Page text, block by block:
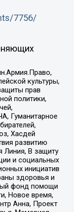
7756/
культуры,
прав
политики,
Гуманитарное
Хасдей
развитию
Линия, В защиту
и социальных
инициатив
здоровья и
фонд помощи
Новое время,
Анна, Проект